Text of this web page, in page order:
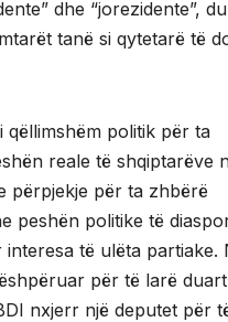
dhe “jorezidente”,
tanë si qytetarë të
qëllimshëm politik për ta
reale të shqiptarëve
përpjekje për ta zhbërë
peshën politike të
të ulëta partiake.
për të larë
nxjerr një deputet për